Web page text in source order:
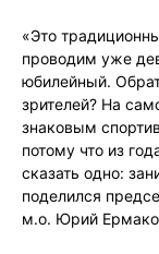
«Это
проводим уже
юбилейный.
зрителей? На
знаковым
потому что из
сказать одно:
поделился
м.о. Юрий